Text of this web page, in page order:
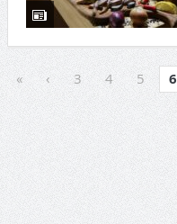
« ‹ 3 4 5 6